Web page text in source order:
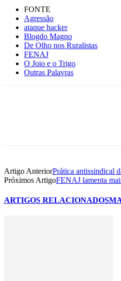
FONTE
Agressão
ataque hacker
Blogdo Magno
De Olho nos Ruralistas
FENAJ
O Joio e o Trigo
Outras Palavras
Artigo AnteriorPrática antissindical
Próximos ArtigoFENAJ lamenta
ARTIGOS RELACIONADOS